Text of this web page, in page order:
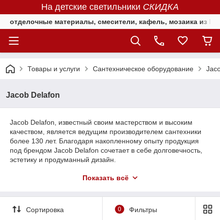
На детские светильники СКИДКА
отделочные материалы, смесители, кафель, мозаика из
Товары и услуги Сантехническое оборудование
Jacob Delafon
Jacob Delafon, известный своим мастерством и высоким
качеством, является ведущим производителем сантехники
более 130 лет. Благодаря накопленному опыту продукция
под брендом Jacob Delafon сочетает в себе долговечность,
эстетику и продуманный дизайн.
Морисом Делафоном, которые предугадали рост
потребности людей в личной гигиене и гидротерапии в конце
XIX века. Они открыли завод в Пуйи-сюр-Сон (21) и начали
Показать всё
Сортировка 0 Фильтры